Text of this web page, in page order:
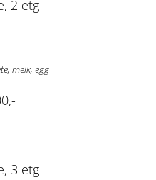
2 etg
melk, egg
3 etg